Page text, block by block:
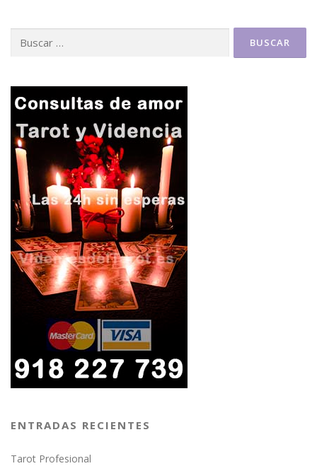
ENTRADAS RECIENTES
Tarot Profesional